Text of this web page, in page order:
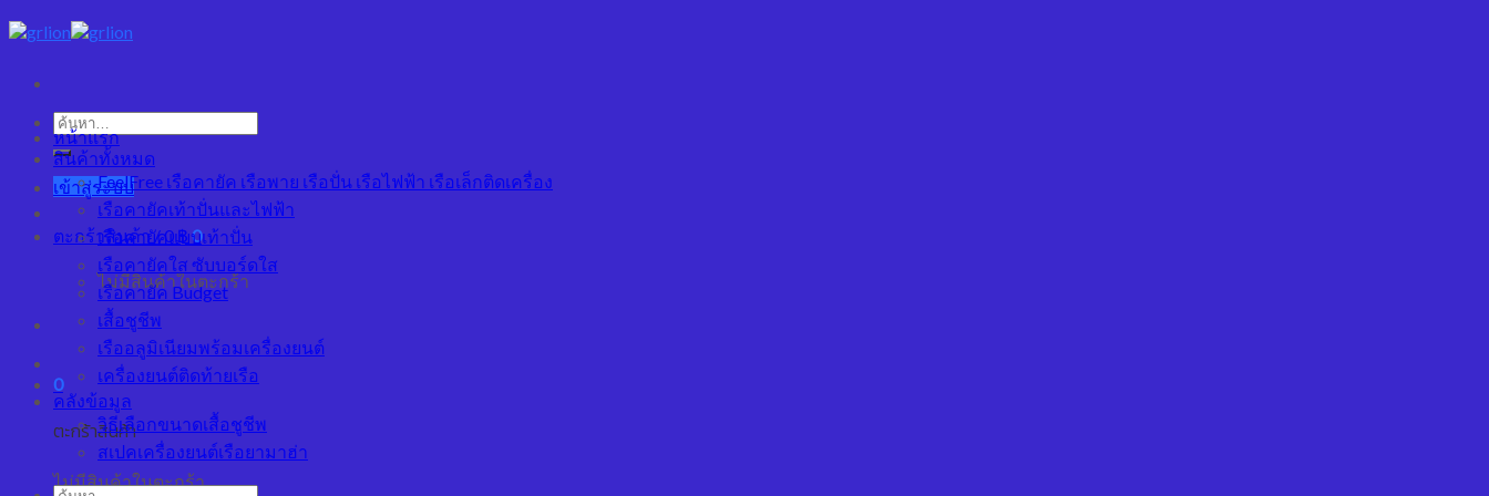
Skip
to
ค้นหา:
เข้าสู่ระบบ
ตะกร้าสินค้า /0฿ 0
ไม่มีสินค้าในตะกร้า
0
ตะกร้าสินค้า
ไม่มีสินค้าในตะกร้า
หน้าแรก
สินค้าทั้งหมด
FeelFree เรือคายัค เรือพาย เรือปั่น เรือไฟฟ้า เรือเล็กติดเครื่อง
เรือคายัคเท้าปั่นและไฟฟ้า
เรือคายัคแบบเท้าปั่น
เรือคายัคใส ซับบอร์ดใส
เรือคายัค Budget
เสื้อชูชีพ
เรืออลูมิเนียมพร้อมเครื่องยนต์
เครื่องยนต์ติดท้ายเรือ
คลังข้อมูล
วิธีเลือกขนาดเสื้อชูชีพ
สเปคเครื่องยนต์เรือยามาฮ่า